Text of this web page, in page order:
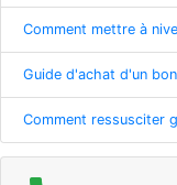
Comment mettre à
Guide d'achat d'un
Comment ressusciter